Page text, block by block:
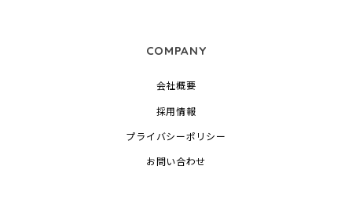
COMPANY
会社概要
採用情報
プライバシーポリシー
お問い合わせ